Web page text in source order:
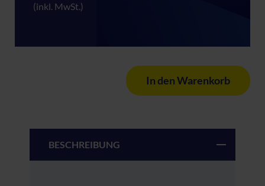
(inkl. MwSt.)
In den Warenkorb
BESCHREIBUNG